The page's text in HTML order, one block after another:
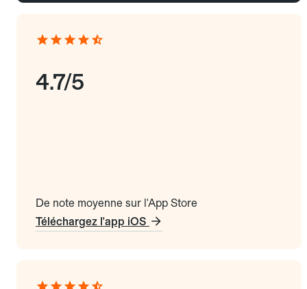
4.7/5
De note moyenne sur l'App Store
Téléchargez l'app iOS